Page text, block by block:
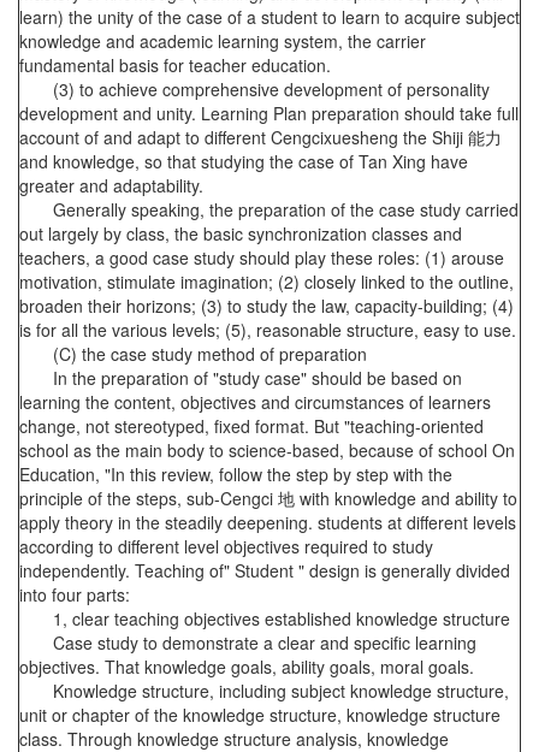
learn) the unity of the case of a student to learn to acquire subject
knowledge and academic learning system, the carrier
fundamental basis for teacher education.
(3) to achieve comprehensive development of personality
development and unity. Learning Plan preparation should take full
account of and adapt to different Cengcixuesheng the Shiji 能力
and knowledge, so that studying the case of Tan Xing have
greater and adaptability.
Generally speaking, the preparation of the case study carried
out largely by class, the basic synchronization classes and
teachers, a good case study should play these roles: (1) arouse
motivation, stimulate imagination; (2) closely linked to the outline,
broaden their horizons; (3) to study the law, capacity-building; (4)
is for all the various levels; (5), reasonable structure, easy to use.
(C) the case study method of preparation
In the preparation of "study case" should be based on
learning the content, objectives and circumstances of learners
change, not stereotyped, fixed format. But "teaching-oriented
school as the main body to science-based, because of school On
Education, "In this review, follow the step by step with the
principle of the steps, sub-Cengci 地 with knowledge and ability to
apply theory in the steadily deepening. students at different levels
according to different level objectives required to study
independently. Teaching of" Student " design is generally divided
into four parts:
1, clear teaching objectives established knowledge structure
Case study to demonstrate a clear and specific learning
objectives. That knowledge goals, ability goals, moral goals.
Knowledge structure, including subject knowledge structure,
unit or chapter of the knowledge structure, knowledge structure
class. Through knowledge structure analysis, knowledge